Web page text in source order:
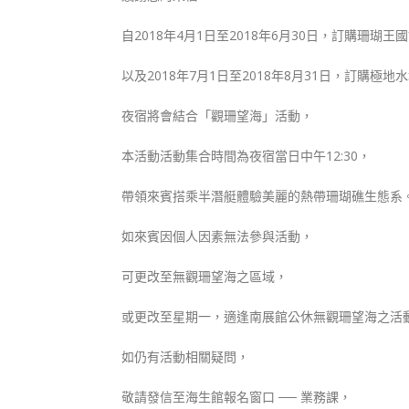
自2018年4月1日至2018年6月30日，訂購珊瑚王
以及2018年7月1日至2018年8月31日，訂購極地
夜宿將會結合「觀珊望海」活動，
本活動活動集合時間為夜宿當日中午12:30，
帶領來賓搭乘半潛艇體驗美麗的熱帶珊瑚礁生態系
如來賓因個人因素無法參與活動，
可更改至無觀珊望海之區域，
或更改至星期一，適逢南展館公休無觀珊望海之活
如仍有活動相關疑問，
敬請發信至海生館報名窗口 ── 業務課，